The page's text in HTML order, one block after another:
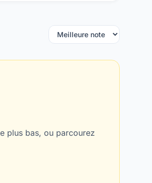
plus bas, ou parcourez